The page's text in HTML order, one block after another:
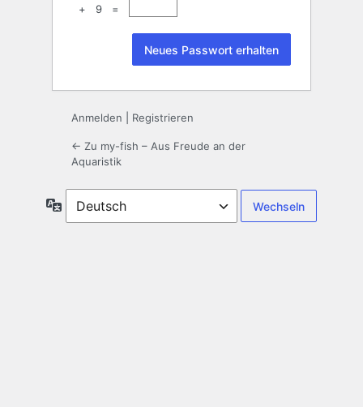
+ 9 =
Anmelden Registrieren
← Zu my-fish – Aus Freude an der
Aquaristik
Sprache